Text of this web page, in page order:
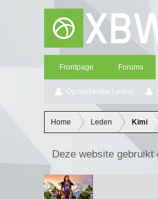
Frontpage Forums
Opmerkelijke Leden
Home Leden Kimi
Deze website